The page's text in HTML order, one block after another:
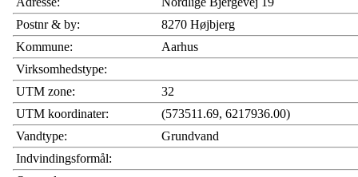
Postnr & by:
8270 Højbjerg
Kommune:
Aarhus
Virksomhedstype:
UTM zone:
32
UTM koordinater:
(573511.69, 6217936.00)
Vandtype:
Grundvand
Indvindingsformål: